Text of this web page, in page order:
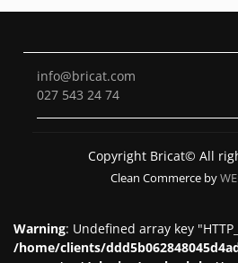
info@bricat.com
027 543 24 74
Copyright Bricat© All
Clean Commerce by
Warning: Undefined array key
/home/clients/